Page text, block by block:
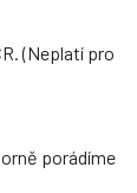
(Neplatí pro
porádíme